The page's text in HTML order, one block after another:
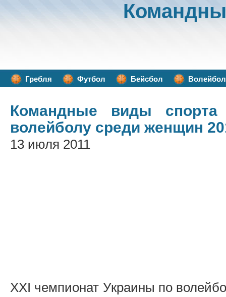
Гребля Футбол Бейсбол Волейбол
Командные виды спорта
волейболу среди женщин
13 июля 2011
XXI чемпионат Украины по